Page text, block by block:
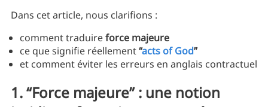
Dans cet article, nous clarifions :
comment traduireforce majeure
ce que signifie réellement“acts of God”
et comment éviter les erreurs en anglais contractuel
1. “Force majeure” : une notion